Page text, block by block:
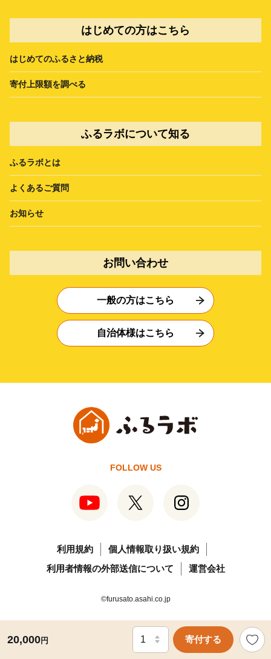
20,000円 寄付する
はじめての方はこちら
はじめてのふるさと納税
寄付上限額を調べる
ふるラボについて知る
ふるラボとは
よくあるご質問
お知らせ
お問い合わせ
一般の方はこちら
自治体様はこちら
FOLLOW US
利用規約
個人情報取り扱い規約
利用者情報の外部送信について
運営会社
©furusato.asahi.co.jp